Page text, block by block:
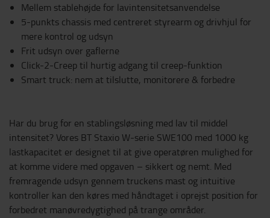
Mellem stablehøjde for lavintensitetsanvendelse
5-punkts chassis med centreret styrearm og drivhjul for
mere kontrol og udsyn
Frit udsyn over gaflerne
Click-2-Creep til hurtig adgang til creep-funktion
Smart truck: nem at tilslutte, monitorere & forbedre
Har du brug for en stablingsløsning med lav til middel
intensitet? Vores BT Staxio W-serie SWE100 med 1000 kg
lastkapacitet er designet til at give operatøren mulighed for
at komme videre med opgaven – sikkert og nemt. Med
fremragende udsyn gennem truckens mast og intuitive
kontroller kan den køres med håndtaget i oprejst position for
forbedret manøvredygtighed på trange områder.